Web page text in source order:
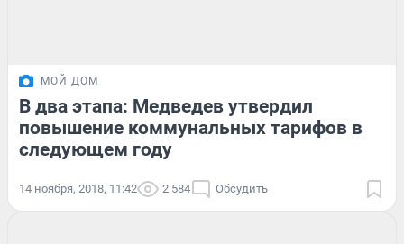
МОЙ ДОМ
В два этапа: Медведев утвердил
повышение коммунальных тарифов в
следующем году
14 ноября, 2018, 11:42 2 584 Обсудить